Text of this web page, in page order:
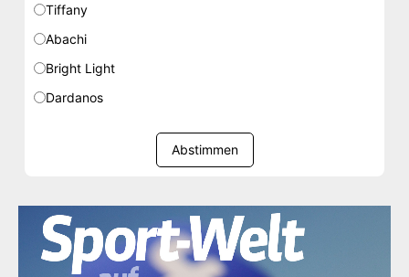
Tiffany
Abachi
Bright Light
Dardanos
Abstimmen